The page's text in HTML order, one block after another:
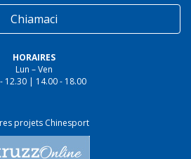
Chiamaci
HORAIRES
Lun – Ven
12.30 | 14.00 - 18.00
projets Chinesport